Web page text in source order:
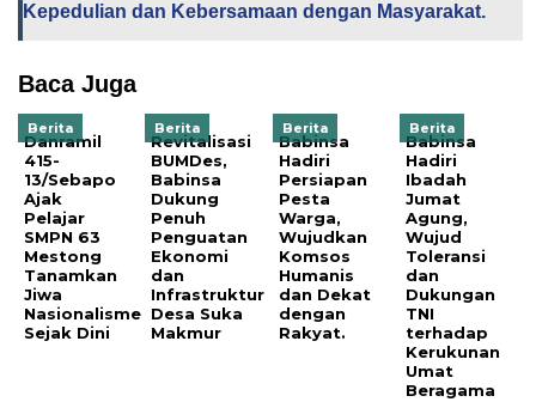
Kepedulian dan Kebersamaan dengan Masyarakat.
Baca Juga
Berita
Danramil
415-
13/Sebapo
Ajak
Pelajar
SMPN 63
Mestong
Tanamkan
Jiwa
Nasionalisme
Sejak Dini
Berita
Revitalisasi
BUMDes,
Babinsa
Dukung
Penuh
Penguatan
Ekonomi
dan
Infrastruktur
Desa Suka
Makmur
Berita
Babinsa
Hadiri
Persiapan
Pesta
Warga,
Wujudkan
Komsos
Humanis
dan Dekat
dengan
Rakyat.
Berita
Babinsa
Hadiri
Ibadah
Jumat
Agung,
Wujud
Toleransi
dan
Dukungan
TNI
terhadap
Kerukunan
Umat
Beragama